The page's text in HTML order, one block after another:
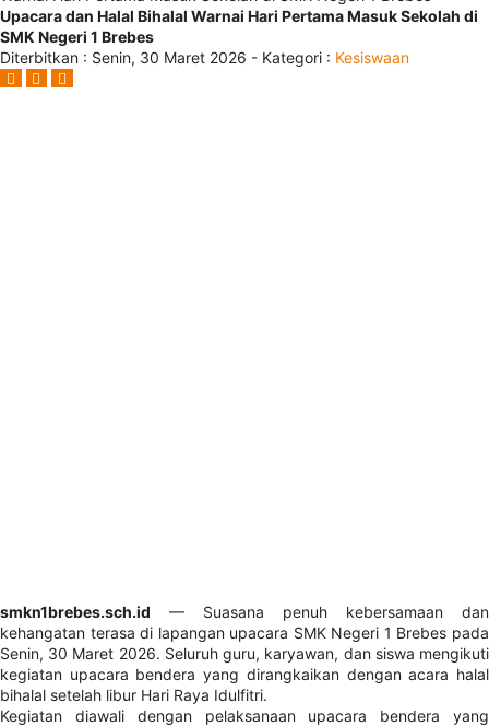
Upacara dan Halal Bihalal Warnai Hari Pertama Masuk Sekolah di
SMK Negeri 1 Brebes
Diterbitkan : Senin, 30 Maret 2026 - Kategori : Kesiswaan
smkn1brebes.sch.id — Suasana penuh kebersamaan dan
kehangatan terasa di lapangan upacara SMK Negeri 1 Brebes pada
Senin, 30 Maret 2026. Seluruh guru, karyawan, dan siswa mengikuti
kegiatan upacara bendera yang dirangkaikan dengan acara halal
bihalal setelah libur Hari Raya Idulfitri.
Kegiatan diawali dengan pelaksanaan upacara bendera yang